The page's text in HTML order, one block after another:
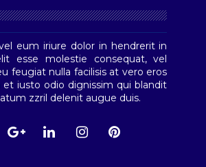
eum iriure dolor in hendrerit in
esse molestie consequat, vel
feugiat nulla facilisis at vero eros
et iusto odio dignissim qui blandit
zzril delenit augue duis.